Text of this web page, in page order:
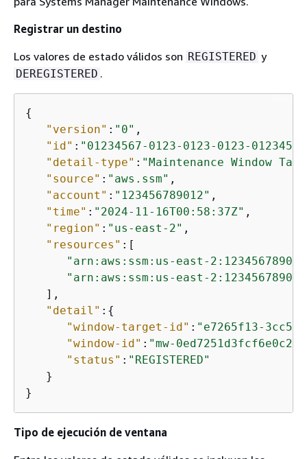
Registrar un destino
Los valores de estado válidos son REGISTERED y
DEREGISTERED .
{
"version" : "0" ,
"id" : "01234567-0123-0123-0123-
"detail-type" : "Maintenance Window
"source" : "aws.ssm" ,
"account" : "123456789012" ,
"time" : "2024-11-16T00:58:37Z" ,
"region" : "us-east-2" ,
"resources" :[
"arn:aws:ssm:us-east-
"arn:aws:ssm:us-east-
   ],
"detail" : {
"window-target-id" : "e7265f13-3cc5-
"window-id" : "mw-0ed7251d3fcf6e0c2"
"status" : "REGISTERED"
   }
}
Tipo de ejecución de ventana